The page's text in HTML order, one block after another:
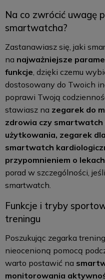
Na co zwrócić uwagę
smartwatcha?
Zastanawiasz się, jaki
na najważniejsze
funkcje, dzięki czemu
dostosowany do Twoich
poprawi Twoją
stawiasz na zegarek do
zdrowia czy smartwatch
użytkowania, zegarek
smartwatch
przypomnieniem o lekach
porad w szczególności,
smartwatch.
Funkcje i tryby
treningu
Poszukując zegarka
nieocenioną pomocą
warto postawić na
monitorowania